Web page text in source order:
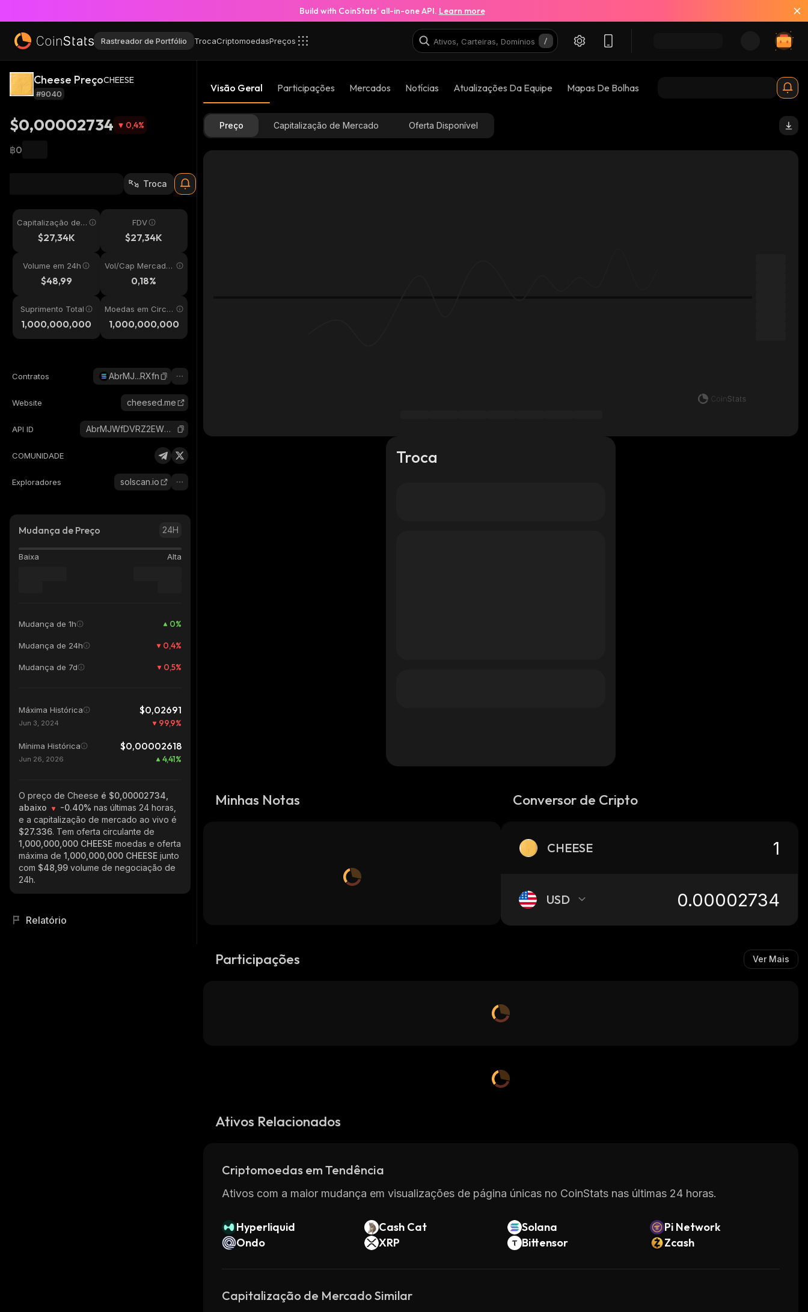
Build with CoinStats’ all-in-one API. Learn more
Rastreador de Portfólio TrocaCriptomoedasPreços
Cheese PreçoCHEESE
#9040
$0,00002734 0,4%
฿0
Troca
Capitalização de
Mercado$27,34K
FDV
$27,34K
Volume em 24h
$48,99
Vol/Cap Mercado
0,18%
Suprimento Total
1,000,000,000
Moedas em Circul
ação
1,000,000,000
Contratos AbrMJ...RXfn
Website cheesed.me
API ID AbrMJWfDVRZ2EWCQ1xSCpoVeVgZNpq1U2AoYG98oRXfn_solana
COMUNIDADE
Exploradores solscan.io
Mudança de Preço 24H
Baixa Alta
Mudança de 1h 0%
Mudança de 24h 0,4%
Mudança de 7d 0,5%
Máxima Histórica $0,02691
Jun 3, 2024 99,9%
Mínima Histórica $0,00002618
Jun 26, 2026 4,41%
O preço de Cheese é $0,00002734,
abaixo
-0.40% nas últimas 24 horas,
e a capitalização de mercado ao vivo é
$27.336. Tem oferta circulante de
1,000,000,000 CHEESE moedas e oferta
máxima de 1,000,000,000 CHEESE junto
com $48,99 volume de negociação de
24h.
Relatório
Visão Geral Participações Mercados Notícias Atualizações Da Equipe Mapas De Bolhas
Preço Capitalização de Mercado Oferta Disponível
Troca
Minhas Notas Conversor de Cripto
CHEESE
USD
Participações Ver Mais
Ativos Relacionados
Criptomoedas em Tendência
Ativos com a maior mudança em visualizações de página únicas no CoinStats nas últimas 24 horas.
Hyperliquid Cash Cat Solana
Pi Network
Ondo
XRP Bittensor Zcash
Capitalização de Mercado Similar